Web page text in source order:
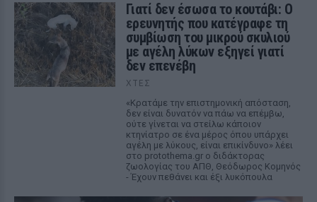
Γιατί δεν έσωσα το κουτάβι: Ο
ερευνητής που κατέγραφε τη
συμβίωση του μικρού σκυλιού
με αγέλη λύκων εξηγεί γιατί
δεν επενέβη
ΧΤΕΣ
«Κρατάμε την επιστημονική απόσταση,
δεν είναι δυνατόν να πάω να επέμβω,
ούτε γίνεται να στείλω κάποιον
κτηνίατρο σε ένα μέρος όπου υπάρχει
αγέλη με λύκους, είναι επικίνδυνο» λέει
στο protothema.gr ο διδάκτορας
ζωολογίας του ΑΠΘ, Θεόδωρος Κομηνός
- Έχουν πεθάνει και έξι λυκόπουλα